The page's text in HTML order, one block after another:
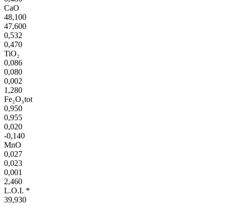
CaO
48,100
47,600
0,532
0,470
TiO₂
0,086
0,080
0,002
1,280
Fe₂O₃tot
0,950
0,955
0,020
-0,140
MnO
0,027
0,023
0,001
2,460
L.O.I. *
39,930